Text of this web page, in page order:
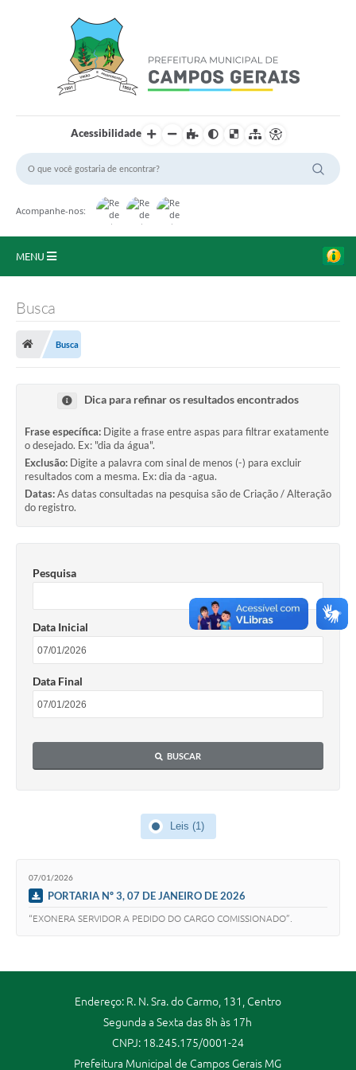
Acessibilidade
Acompanhe-nos:
MENU
A Prefeitura
Portal da Transparência
Mais
Busca
Busca
Dica para refinar os resultados encontrados
Frase específica: Digite a frase entre aspas para filtrar exatamente
o desejado. Ex: "dia da água".
Exclusão: Digite a palavra com sinal de menos (-) para excluir
resultados com a mesma. Ex: dia da -agua.
Datas:As datas consultadas na pesquisa são de Criação / Alteração
do registro.
Pesquisa
Data Inicial
Data Final
BUSCAR
Leis (1)
07/01/2026
PORTARIA Nº 3, 07 DE JANEIRO DE 2026
“EXONERA SERVIDOR A PEDIDO DO CARGO COMISSIONADO”.
Endereço: R. N. Sra. do Carmo, 131, Centro
Segunda a Sexta das 8h às 17h
CNPJ: 18.245.175/0001-24
Prefeitura Municipal de Campos Gerais MG